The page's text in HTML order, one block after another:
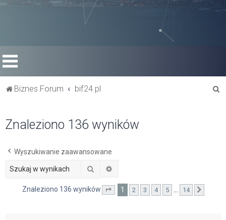
Biznes Forum bif24.pl
Znaleziono 136 wyników
Wyszukiwanie zaawansowane
Szukaj
Znaleziono 136 wyników Strona1 14
1 2 3 4 5 14